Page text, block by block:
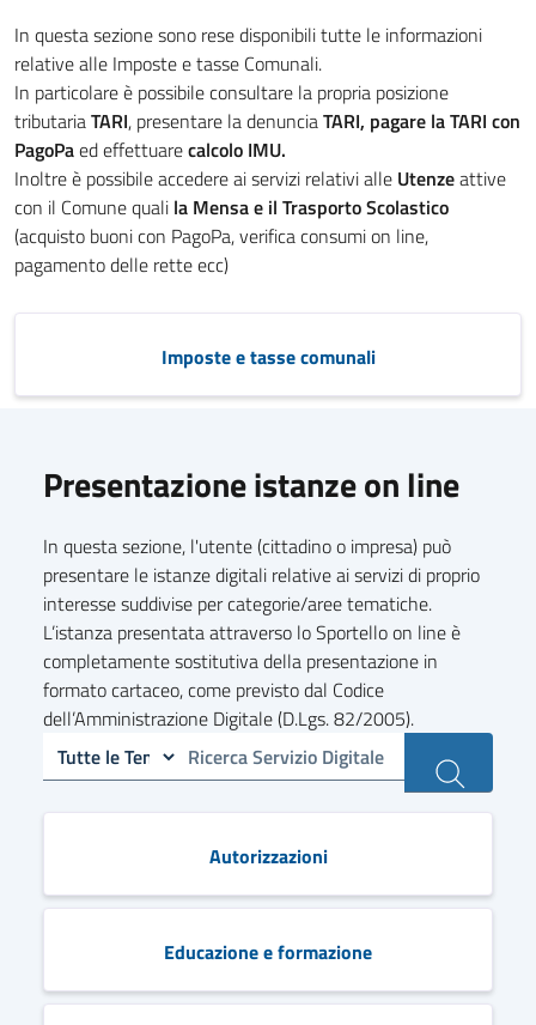
In questa sezione sono rese disponibili tutte le informazioni
relative alle Imposte e tasse Comunali.
In particolare è possibile consultare la propria posizione
tributariaTARI, presentare la denunciaTARI, pagare la TARI con
PagoPaed effettuarecalcolo IMU.
Inoltre è possibile accedere ai servizi relativi alle Utenzeattive
con il Comune quali la Mensa e il Trasporto Scolastico
(acquisto buoni con PagoPa, verifica consumi on line,
pagamento delle rette ecc)
Imposte e tasse comunali
Presentazione istanze on line
In questa sezione, l'utente (cittadino o impresa) può
presentare le istanze digitali relative ai servizi di proprio
interesse suddivise per categorie/aree tematiche.
L’istanza presentata attraverso lo Sportello on line è
completamente sostitutiva della presentazione in
formato cartaceo, come previsto dal Codice
dell’Amministrazione Digitale (D.Lgs. 82/2005).
Autorizzazioni
Educazione e formazione